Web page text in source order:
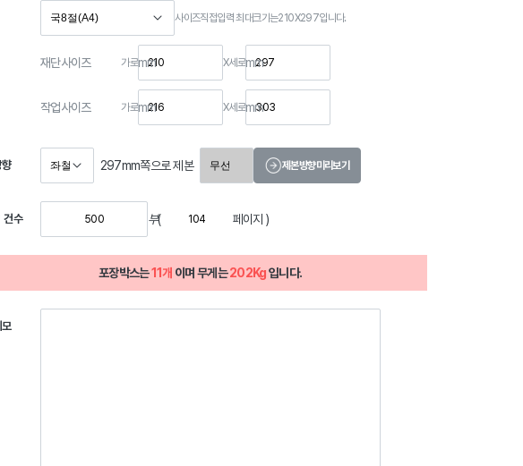
사이즈직접입력 최대크기는210X297입니다.
재단사이즈 가로mm X세로mm
작업사이즈 가로mm X세로mm
향 297mm쪽으로 제본 제본방향미리보기
건수 부( 페이지 )
포장박스는11개 이며 무게는202Kg입니다.
모